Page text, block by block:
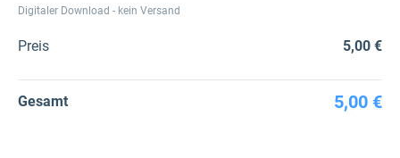
Digitaler Download - kein Versand
Preis 5,00 €
Gesamt 5,00 €